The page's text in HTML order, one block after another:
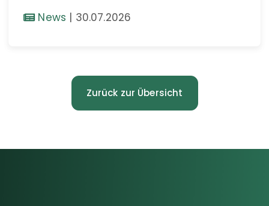
News | 30.07.2026
Zurück zur Übersicht